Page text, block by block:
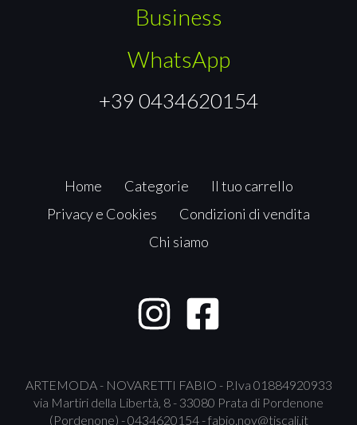
Business
WhatsApp
+39 0434620154
Home Categorie
Il tuo carrello
Privacy e Cookies
Condizioni di vendita
Chi siamo
ARTEMODA - NOVARETTI FABIO - P.Iva 01884920933
via Martiri della Libertà, 8 - 33080 Prata di Pordenone
(Pordenone) - 0434620154 -fabio.nov@tiscali.it